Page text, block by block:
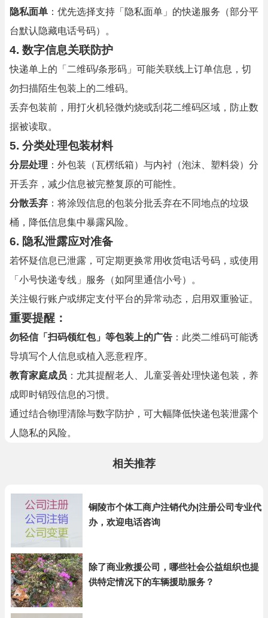
隐私面单 ：优先选择支持「隐私面单」的快递服务（部分平
台默认隐藏电话号码）。
4. 数字信息关联防护
快递单上的「二维码/条形码」可能关联线上订单信息，切
勿扫描陌生包装上的二维码。
丢弃包装前，用打火机轻微灼烧或刮花二维码区域，防止数
据被读取。
5. 分类处理包装材料
分层处理 ：外包装（瓦楞纸箱）与内衬（泡沫、塑料袋）分
开丢弃，减少信息被完整复原的可能性。
分散丢弃 ：将涂毁信息的包装分批丢弃在不同地点的垃圾
桶，降低信息集中暴露风险。
6. 隐私泄露应对准备
若怀疑信息已泄露，可定期更换常用收货电话号码，或使用
「小号快递专线」服务（如阿里通信小号）。
关注银行账户或绑定支付平台的异常动态，启用双重验证。
重要提醒 ：
勿轻信「扫码领红包」等包装上的广告 ：此类二维码可能诱
导填写个人信息或植入恶意程序。
教育家庭成员 ：尤其提醒老人、儿童妥善处理快递包装，养
成即时销毁信息的习惯。
通过结合物理清除与数字防护，可大幅降低快递包装泄露个
人隐私的风险。
相关推荐
铜陵市个体工商户注销代办|注册公司专业代
办，欢迎电话咨询
除了商业救援公司，哪些社会公益组织也提
供特定情况下的车辆援助服务？